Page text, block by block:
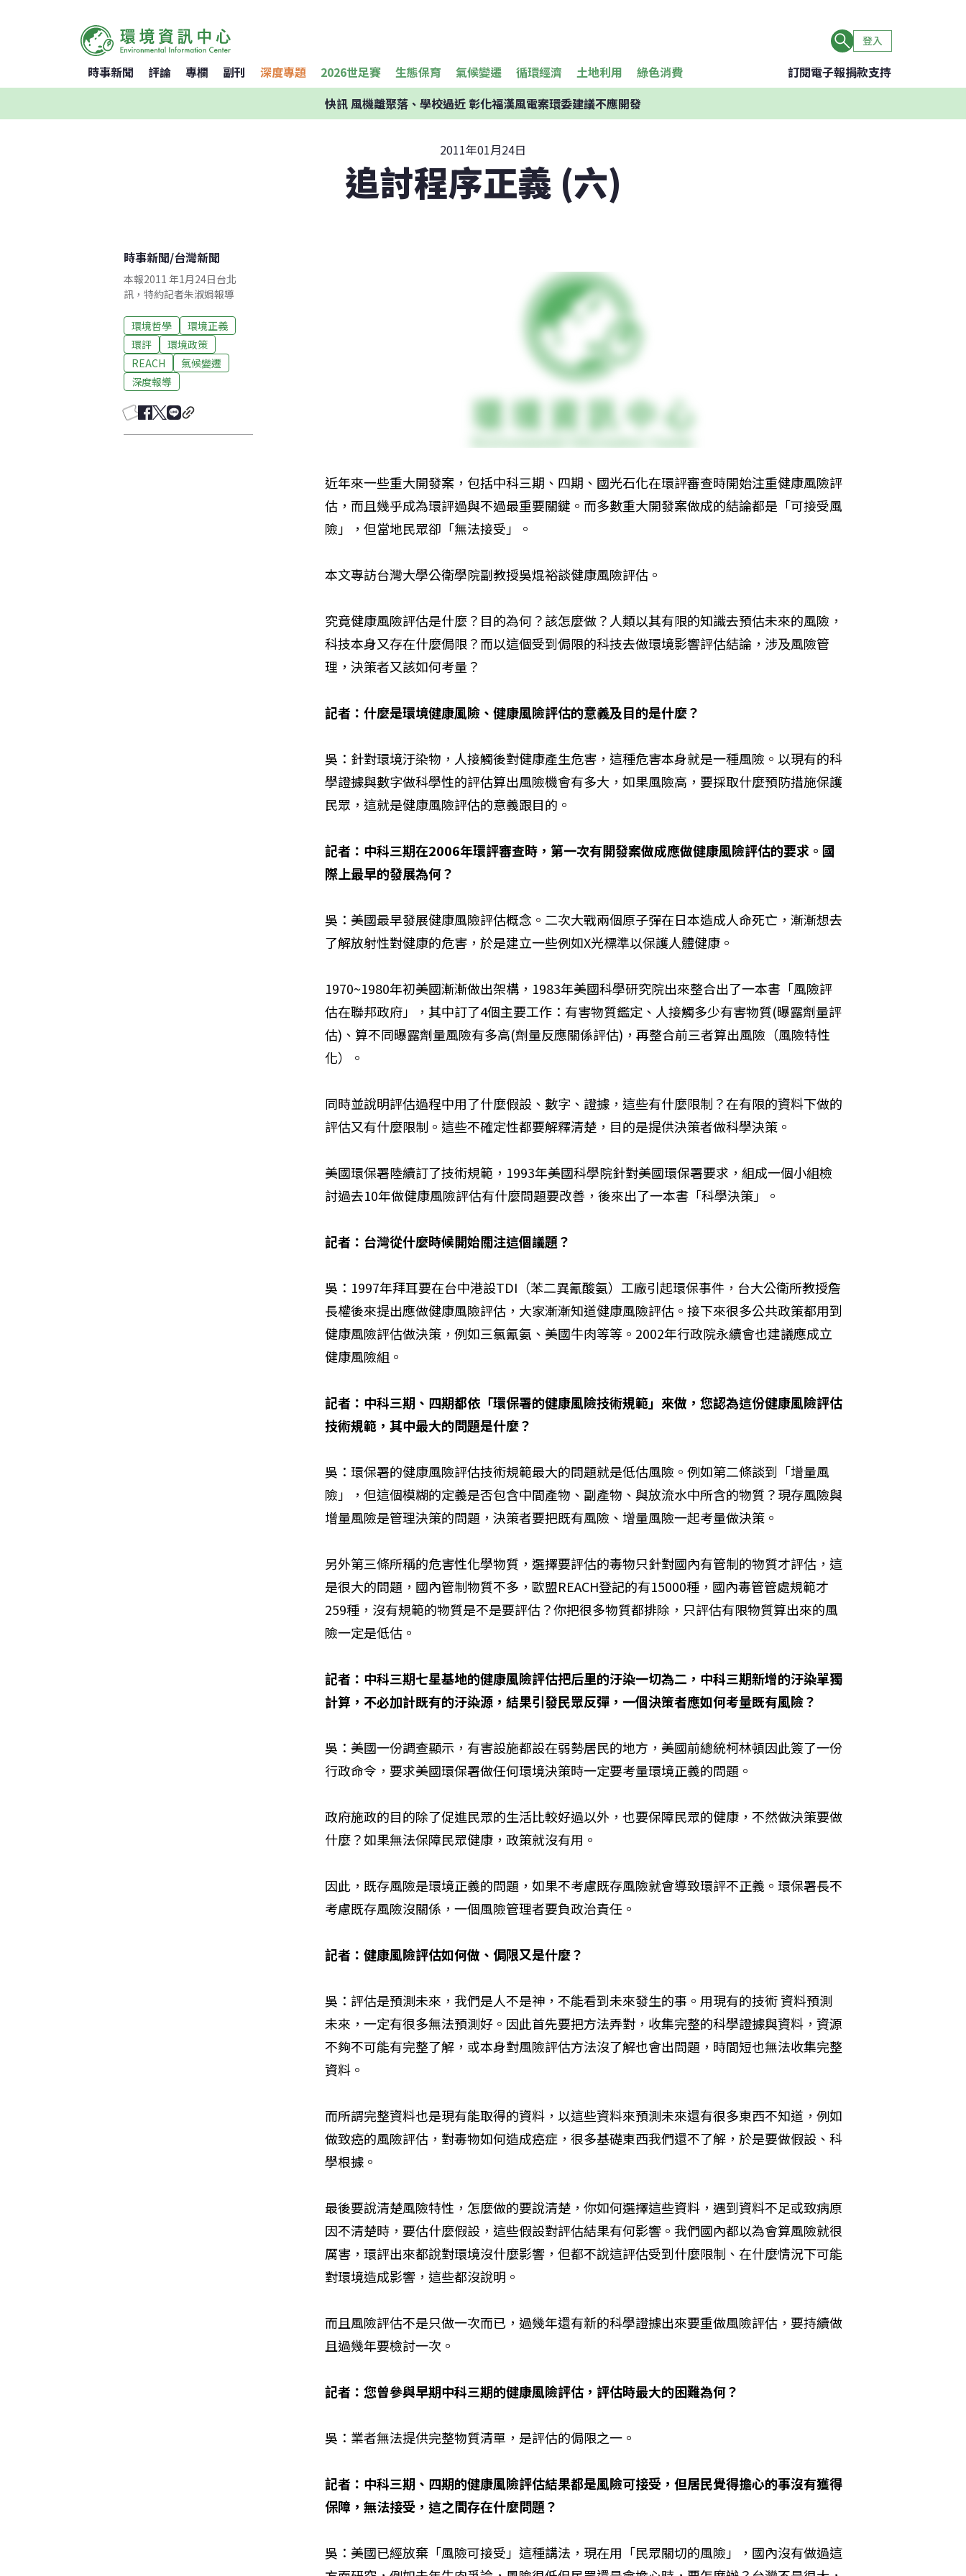
登入
時事新聞 評論 專欄 副刊 深度專題 2026世足賽 生態保育 氣候變遷 循環經濟 土地利用 綠色消費 訂閱電子報捐款支持
快訊風機離聚落、學校過近 彰化福漢風電案環委建議不應開發
2011年01月24日
追討程序正義 (六)
時事新聞/台灣新聞
本報2011 年1月24日台北
訊，特約記者朱淑娟報導
環境哲學
環境正義
環評
環境政策
REACH
氣候變遷
深度報導
近年來一些重大開發案，包括中科三期、四期、國光石化在環評審查時開始注重健康風險評
估，而且幾乎成為環評過與不過最重要關鍵。而多數重大開發案做成的結論都是「可接受風
險」，但當地民眾卻「無法接受」。
本文專訪台灣大學公衛學院副教授吳焜裕談健康風險評估。
究竟健康風險評估是什麼？目的為何？該怎麼做？人類以其有限的知識去預估未來的風險，
科技本身又存在什麼侷限？而以這個受到侷限的科技去做環境影響評估結論，涉及風險管
理，決策者又該如何考量？
記者：什麼是環境健康風險、健康風險評估的意義及目的是什麼？
吳：針對環境汙染物，人接觸後對健康產生危害，這種危害本身就是一種風險。以現有的科
學證據與數字做科學性的評估算出風險機會有多大，如果風險高，要採取什麼預防措施保護
民眾，這就是健康風險評估的意義跟目的。
記者：中科三期在2006年環評審查時，第一次有開發案做成應做健康風險評估的要求。國
際上最早的發展為何？
吳：美國最早發展健康風險評估概念。二次大戰兩個原子彈在日本造成人命死亡，漸漸想去
了解放射性對健康的危害，於是建立一些例如X光標準以保護人體健康。
1970~1980年初美國漸漸做出架構，1983年美國科學研究院出來整合出了一本書「風險評
估在聯邦政府」，其中訂了4個主要工作：有害物質鑑定、人接觸多少有害物質(曝露劑量評
估)、算不同曝露劑量風險有多高(劑量反應關係評估)，再整合前三者算出風險（風險特性
化）。
同時並說明評估過程中用了什麼假設、數字、證據，這些有什麼限制？在有限的資料下做的
評估又有什麼限制。這些不確定性都要解釋清楚，目的是提供決策者做科學決策。
美國環保署陸續訂了技術規範，1993年美國科學院針對美國環保署要求，組成一個小組檢
討過去10年做健康風險評估有什麼問題要改善，後來出了一本書「科學決策」。
記者：台灣從什麼時候開始關注這個議題？
吳：1997年拜耳要在台中港設TDI（苯二異氰酸氨）工廠引起環保事件，台大公衛所教授詹
長權後來提出應做健康風險評估，大家漸漸知道健康風險評估。接下來很多公共政策都用到
健康風險評估做決策，例如三氯氰氨、美國牛肉等等。2002年行政院永續會也建議應成立
健康風險組。
記者：中科三期、四期都依「環保署的健康風險技術規範」來做，您認為這份健康風險評估
技術規範，其中最大的問題是什麼？
吳：環保署的健康風險評估技術規範最大的問題就是低估風險。例如第二條談到「增量風
險」，但這個模糊的定義是否包含中間產物、副產物、與放流水中所含的物質？現存風險與
增量風險是管理決策的問題，決策者要把既有風險、增量風險一起考量做決策。
另外第三條所稱的危害性化學物質，選擇要評估的毒物只針對國內有管制的物質才評估，這
是很大的問題，國內管制物質不多，歐盟REACH登記的有15000種，國內毒管管處規範才
259種，沒有規範的物質是不是要評估？你把很多物質都排除，只評估有限物質算出來的風
險一定是低估。
記者：中科三期七星基地的健康風險評估把后里的汙染一切為二，中科三期新增的汙染單獨
計算，不必加計既有的汙染源，結果引發民眾反彈，一個決策者應如何考量既有風險？
吳：美國一份調查顯示，有害設施都設在弱勢居民的地方，美國前總統柯林頓因此簽了一份
行政命令，要求美國環保署做任何環境決策時一定要考量環境正義的問題。
政府施政的目的除了促進民眾的生活比較好過以外，也要保障民眾的健康，不然做決策要做
什麼？如果無法保障民眾健康，政策就沒有用。
因此，既存風險是環境正義的問題，如果不考慮既存風險就會導致環評不正義。環保署長不
考慮既存風險沒關係，一個風險管理者要負政治責任。
記者：健康風險評估如何做、侷限又是什麼？
吳：評估是預測未來，我們是人不是神，不能看到未來發生的事。用現有的技術 資料預測
未來，一定有很多無法預測好。因此首先要把方法弄對，收集完整的科學證據與資料，資源
不夠不可能有完整了解，或本身對風險評估方法沒了解也會出問題，時間短也無法收集完整
資料。
而所謂完整資料也是現有能取得的資料，以這些資料來預測未來還有很多東西不知道，例如
做致癌的風險評估，對毒物如何造成癌症，很多基礎東西我們還不了解，於是要做假設、科
學根據。
最後要說清楚風險特性，怎麼做的要說清楚，你如何選擇這些資料，遇到資料不足或致病原
因不清楚時，要估什麼假設，這些假設對評估結果有何影響。我們國內都以為會算風險就很
厲害，環評出來都說對環境沒什麼影響，但都不說這評估受到什麼限制、在什麼情況下可能
對環境造成影響，這些都沒說明。
而且風險評估不是只做一次而已，過幾年還有新的科學證據出來要重做風險評估，要持續做
且過幾年要檢討一次。
記者：您曾參與早期中科三期的健康風險評估，評估時最大的困難為何？
吳：業者無法提供完整物質清單，是評估的侷限之一。
記者：中科三期、四期的健康風險評估結果都是風險可接受，但居民覺得擔心的事沒有獲得
保障，無法接受，這之間存在什麼問題？
吳：美國已經放棄「風險可接受」這種講法，現在用「民眾關切的風險」，國內沒有做過這